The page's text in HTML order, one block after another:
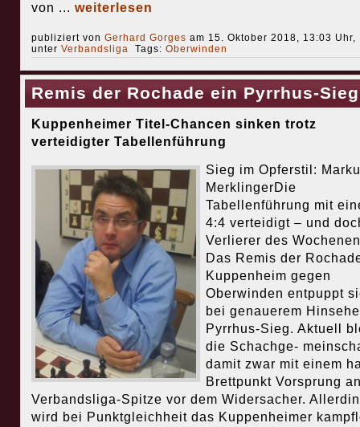
von ... weiterlesen
publiziert von Gerhard Gorges am 15. Oktober 2018, 13:03 Uhr,
unter Verbandsliga Tags: Oberwinden
Remis der Rochade ein Pyrrhus-Sieg
Kuppenheimer Titel-Chancen sinken trotz
verteidigter Tabellenführung
Sieg im Opferstil:
MerklingerDie
Tabellenführung mit
4:4 verteidigt – und
Verlierer des
Das Remis der
Kuppenheim gegen
Oberwinden entpuppt
bei genauerem
Pyrrhus-Sieg. Aktuell
die Schachge-
damit zwar mit einem
Brettpunkt Vorsprung
Verbandsliga-Spitze vor dem Widersacher.
wird bei Punktgleichheit das Kuppenheimer